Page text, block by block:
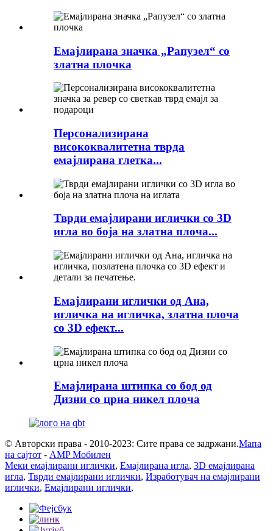
Емајлирана значка „Рапузел“ со
златна плочка
Персонализирана
висококвалитетна тврда
емајлирана глетка...
Тврди емајлирани иглички со 3D
игла во боја на златна плоча...
Емајлирани иглички од Ана,
игличка на игличка, златна плоча
со 3D ефект...
Емајлирана штипка со бод од
Дизни со црна никел плоча
© Авторски права - 2010-2023: Сите права се задржани.Мапа
на сајтот - AMP Мобилен
Меки емајлирани иглички, Емајлирана игла, 3D емајлирана
игла, Тврди емајлирани иглички, Изработувач на емајлирани
иглички, Емајлирани иглички,